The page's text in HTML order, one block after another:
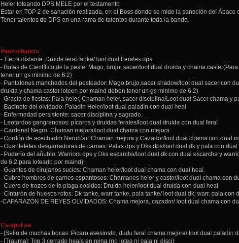
Heler loteando DPS MELE por el testamento
Estar en TOP 2 de sanación realizada, en el Boss donde se mide la sanación del Ábaco
Tener talentos de DPS en una rama de talentos durante toda la banda.
Panzachancro
- Tierra distante: Druida feral tanke/ loot dual Ferales dps
- Botas de Científico de la peste: Mago, brujo, sacer/loot dual druida y chama
tener un gs minimo de 6.2)
- Pantalones manchados del pesteador: Mago,brujo,sacer shadow/loot dual sacer con
druida y chama caster loteen por maind deben tener un gs minimo de 6.2)
- Gracia de fiestas: Pala heler, Chaman heler, sacer disciplina/Loot dual Sacer chama y
- Bacinete del olvidado: Paladín Heler/loot dual paladin con dual heal
- Enfermedad persistente: sacer disciplina y sagrado.
- Leotardos gangrenosos: pícaros y druidas ferales/loot dual druida con dual feral
- Cardenal Negro: Chaman mejora/loot dual chama con mejora
- Cordón de acechador Nerub’ar: Chaman mejora y Cazador/loot dual chama con dual
- Guanteletes desgarradores de carnes: Palas dps y Dks dps/loot dual dk y pala con dual
- Poderío del añublo: Warriors dps y Dks escarcha/loot dual dk con dual escarcha y
de 6.2 para lotearlo por maind)
- Guantes de cirujanos sucios: Chaman heler/loot dual chama con dual heal.
- Cubre hombros de carnes espantosos: Chamanes heler y caster/loot dual chama con
- Cuero de trozos de la plaga cosidos: Druida heler/loot dual druida con dual heal
- Cinturón de huesos rotos: Dk tanke, warr tanke, pala tanke/ loot dual dk, warr, pala con
-CAPARAZÓN DE REYES OLVIDADOS: Chama mejora, cazador/ loot dual chama con
Caraputrea
- [Sello de muchas bocas: Picaro asesinato, dudu feral chama mejora/ loot dual paladin
- [Trauma]: Top 3 cerrado heals en reina (no lotea ni pala ni disci)